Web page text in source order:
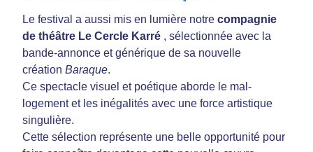
Le festival a aussi mis en lumière notre compagnie
de théâtre Le Cercle Karré , sélectionnée avec la
bande-annonce et générique de sa nouvelle
création Baraque.
Ce spectacle visuel et poétique aborde le mal-
logement et les inégalités avec une force artistique
singulière.
Cette sélection représente une belle opportunité pour